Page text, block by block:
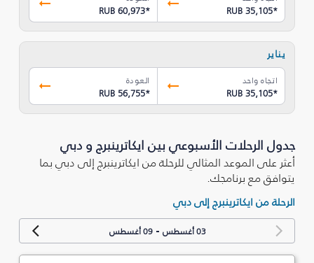
RUB 35,105*
RUB 60,973*
يناير
اتجاه واحد
RUB 35,105*
العودة
RUB 56,755*
جدول الرحلات الأسبوعي بين ايكاترينبرج و دبي
أعثر على الموعد المثالي للرحلة من ايكاترينبرج إلى دبي بما
يتوافق مع برنامجك.
الرحلة من ايكاترينبرج إلى دبي
03 أغسطس -09 أغسطس